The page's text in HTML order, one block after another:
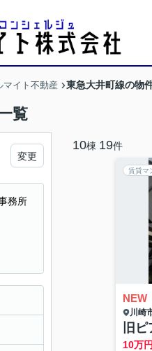
マイト不動産 東急大井町線の物
覧
10棟 19件
賃貸マ
NEW
川崎
旧
10万円
変更
務所